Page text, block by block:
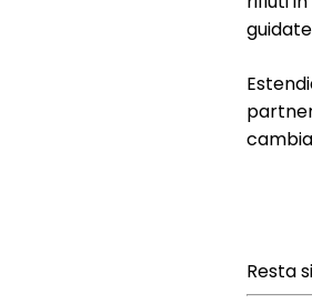
Resta